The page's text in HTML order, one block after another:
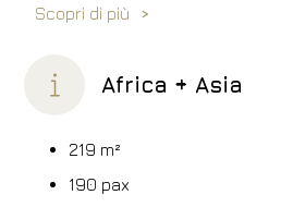
Scopri di più
Africa + Asia
219 m²
190 pax